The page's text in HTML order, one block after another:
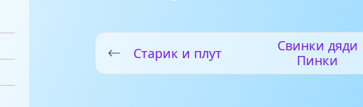
Старик и плут
Свинки дяди
Пинки